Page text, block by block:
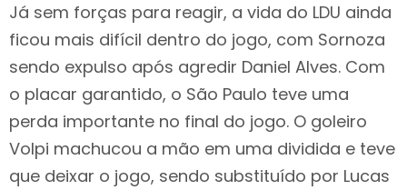
Já sem forças para reagir, a vida do LDU ainda
ficou mais difícil dentro do jogo, com Sornoza
sendo expulso após agredir Daniel Alves. Com
o placar garantido, o São Paulo teve uma
perda importante no final do jogo. O goleiro
Volpi machucou a mão em uma dividida e teve
que deixar o jogo, sendo substituído por Lucas